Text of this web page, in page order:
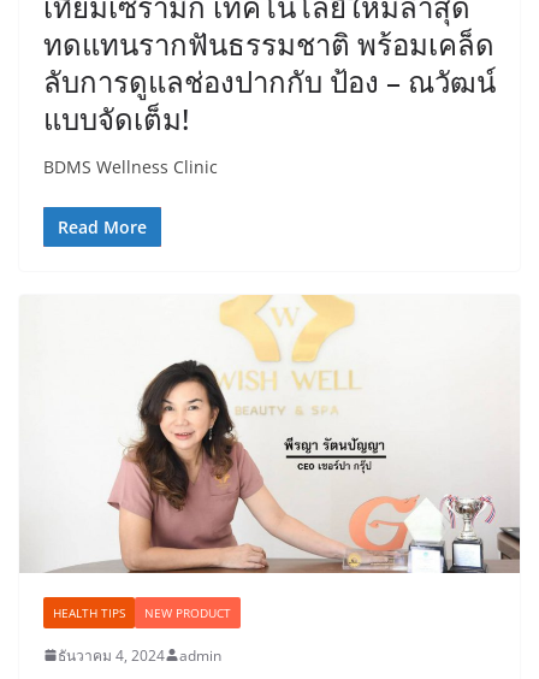
ทดแทนรากฟันธรรมชาติ พร้อมเคล็ด
ลับการดูแลช่องปากกับ ป้อง – ณวัฒน์
แบบจัดเต็ม!
BDMS Wellness Clinic
Read More
HEALTH TIPS NEW PRODUCT
ธันวาคม 4, 2024 admin